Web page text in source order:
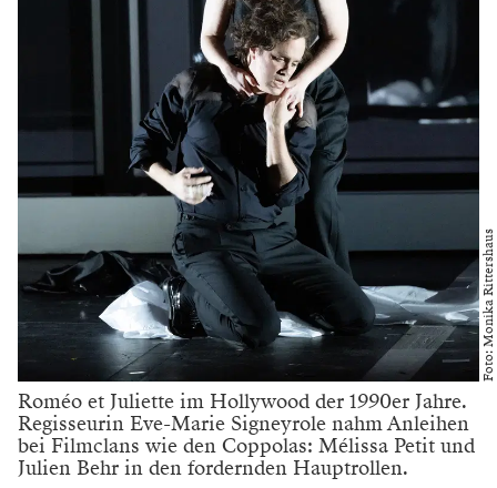
Foto: Monika Rittershaus
Roméo et Juliette im Hollywood der 1990er Jahre.
Regisseurin Eve-Marie Signeyrole nahm Anleihen
bei Filmclans wie den Coppolas: Mélissa Petit und
Julien Behr in den fordernden Hauptrollen.